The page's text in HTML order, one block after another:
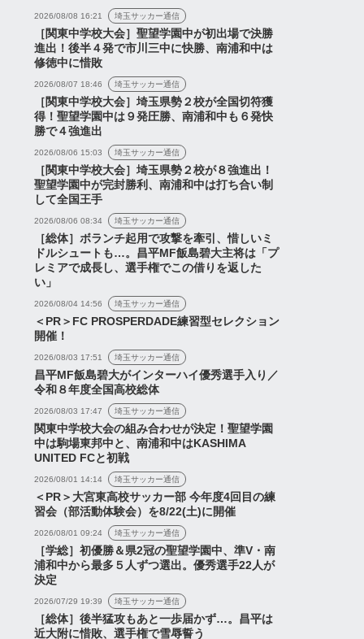
試合「浦和レッズvs沖
際大学」結果
2026/08/08 16:21 埼玉サッカー通信
［関東中学校大会］聖望学園中が初出場で決勝
進出！後半４発で市川三中に快勝、南浦和中は
修徳中に惜敗
2026/08/07 18:46 埼玉サッカー通信
［関東中学校大会］埼玉県勢２校が全国切符獲
得！聖望学園中は９発圧勝、南浦和中も６発快
勝で４強進出
2026/08/06 15:03 埼玉サッカー通信
［関東中学校大会］埼玉県勢２校が８強進出！
聖望学園中が完封勝利、南浦和中は打ち合い制
して全国王手
2026/08/06 08:34 埼玉サッカー通信
［総体］ボランチ起用で攻撃を牽引、惜しいミ
ドルシュートも…。昌平MF飯島碧大主将は「プ
レミアで成長し、選手権でこの借りを返した
い」
2026/08/04 14:56 埼玉サッカー通信
＜PR＞FC PROSPERDADE練習型セレクション
開催！
2026/08/03 17:51 埼玉サッカー通信
昌平MF飯島碧大がインターハイ優秀選手入り／
令和８年度全国高校総体
2026/08/03 17:47 埼玉サッカー通信
関東中学校大会の組み合わせが決定！聖望学園
中は駒場東邦中と、南浦和中はKASHIMA
UNITED FCと初戦
2026/08/01 14:14 埼玉サッカー通信
＜PR＞大宮東高校サッカー部 今年度4回目の練
習会（部活動体験会）を8/22(土)に開催
2026/08/01 09:24 埼玉サッカー通信
［学総］初優勝＆県2冠の聖望学園中、準V・南
浦和中から最多５人ずつ選出。優秀選手22人が
決定
2026/07/29 19:39 埼玉サッカー通信
［総体］後半猛攻もあと一歩届かず…。昌平は
近大附に惜敗、選手権で雪辱誓う